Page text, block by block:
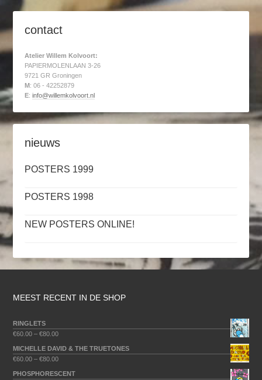
contact
Atelier Willem Kolvoort:
PAPIERMOLENLAAN 3-26
9721 GR Groningen
M : 06 - 42252879
E:info@willemkolvoort.nl
nieuws
POSTERS 1999
POSTERS 1998
NEW POSTERS ONLINE!
MEEST RECENT IN DE SHOP
RINGLETS
€60.00 –€80.00
MICHELLE DAVID & THE TRUETONES
€60.00 –€80.00
PHOSPHORESCENT